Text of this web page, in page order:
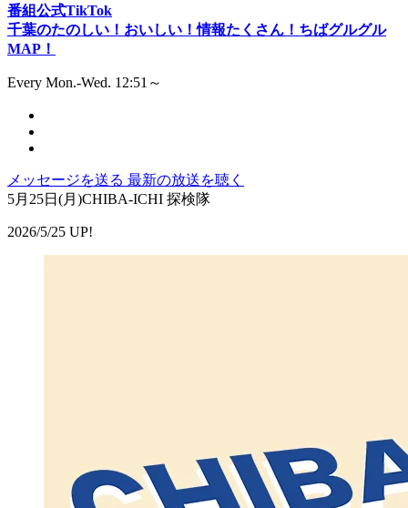
番組公式TikTok
千葉のたのしい！おいしい！情報たくさん！ちばグルグル
MAP！
Every Mon.-Wed. 12:51～
メッセージを送る 最新の放送を聴く
5月25日(月)CHIBA-ICHI 探検隊
2026/5/25 UP!